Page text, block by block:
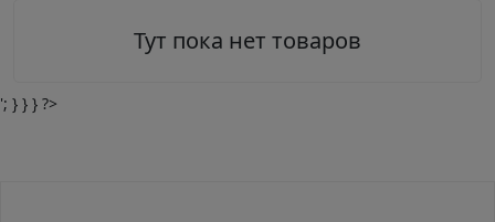
Тут пока нет товаров
'; } } } ?>